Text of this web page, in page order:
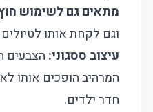
מתאים גם לשימוש
וגם לקחת אותו
עיצוב ססגוני: הצבעים
המרהיב הופכים אותו
חדר ילדים.